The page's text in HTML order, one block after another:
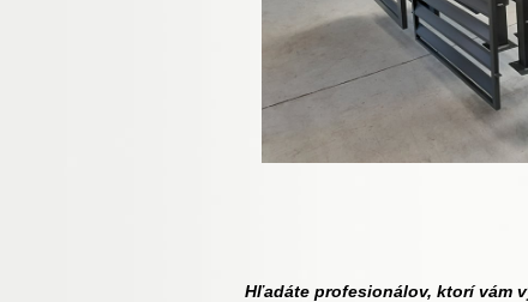
Hľadáte profesionálov, ktorí vám